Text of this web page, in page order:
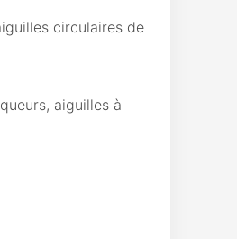
circulaires de
aiguilles à